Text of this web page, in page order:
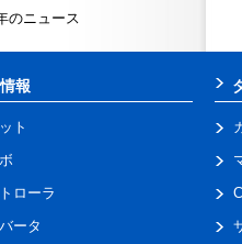
のニュース
報
ト
ローラ
ータ